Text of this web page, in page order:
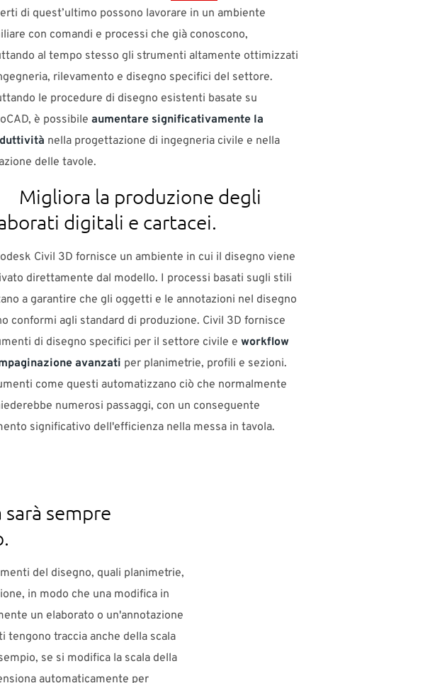
di quest’ultimo possono lavorare in un ambiente
con comandi e processi che già conoscono,
al tempo stesso gli strumenti altamente ottimizzati
rilevamento e disegno specifici del settore.
le procedure di disegno esistenti basate su
è possibile aumentare significativamente la
nella progettazione di ingegneria civile e nella
delle tavole.
Migliora la produzione degli
digitali e cartacei.
Civil 3D fornisce un ambiente in cui il disegno viene
direttamente dal modello. I processi basati sugli stili
a garantire che gli oggetti e le annotazioni nel disegno
conformi agli standard di produzione. Civil 3D fornisce
di disegno specifici per il settore civile e workflow
avanzati per planimetrie, profili e sezioni.
come questi automatizzano ciò che normalmente
numerosi passaggi, con un conseguente
significativo dell'efficienza nella messa in tavola.
sempre
del disegno, quali planimetrie,
in modo che una modifica in
un elaborato o un'annotazione
traccia anche della scala
se si modifica la scala della
automaticamente per